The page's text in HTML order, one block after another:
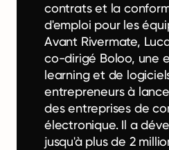
contrats et la
d'emploi pour les
Avant Rivermate,
co-dirigé Boloo, une
learning et de
entrepreneurs à
des entreprises de
électronique. Il a
jusqu'à plus de 2